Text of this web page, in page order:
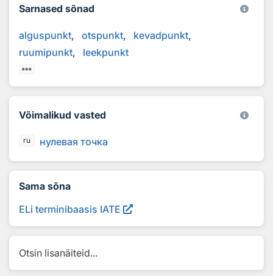
Sarnased sõnad
alguspunkt otspunkt
kevadpunkt
ruumipunkt
leekpunkt
Võimalikud vasted
ru нулевая точка
Sama sõna
ELi terminibaasis IATE
Otsin lisanäiteid...